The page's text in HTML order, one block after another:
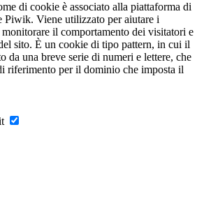
di cookie è associato alla piattaforma di
Piwik. Viene utilizzato per aiutare i
il comportamento dei visitatori e
sito. È un cookie di tipo pattern, in cui il
da una breve serie di numeri e lettere, che
riferimento per il dominio che imposta il